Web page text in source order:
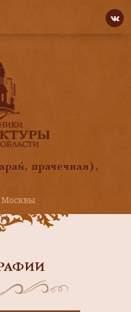
прачечная),